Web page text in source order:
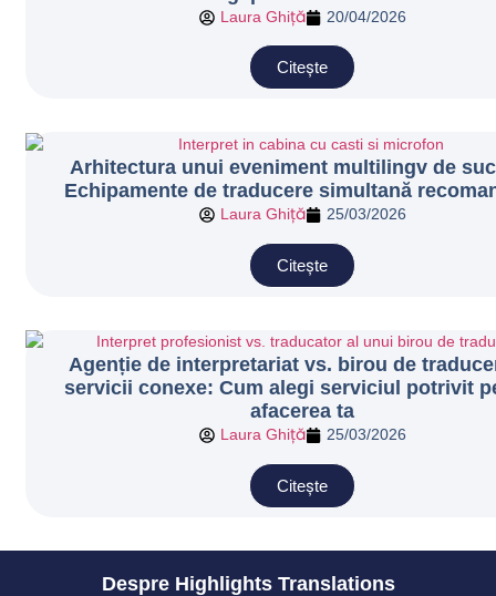
Laura Ghiță 20/04/2026
Citește
Arhitectura unui eveniment multilingv de
Echipamente de traducere simultană
Laura Ghiță 25/03/2026
Citește
Agenție de interpretariat vs. birou de
servicii conexe: Cum alegi serviciul potrivit
afacerea ta
Laura Ghiță 25/03/2026
Citește
Despre Highlights Translations